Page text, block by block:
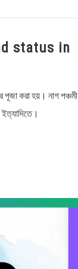
WISHES
status in
পূজা করা হয়। নাগ পঞ্চমী
ইত্যাদিতে।